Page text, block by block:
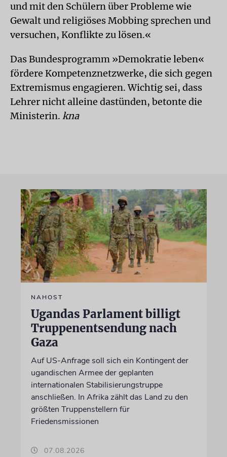
und mit den Schülern über Probleme wie
Gewalt und religiöses Mobbing sprechen und
versuchen, Konflikte zu lösen.«
Das Bundesprogramm »Demokratie leben«
fördere Kompetenznetzwerke, die sich gegen
Extremismus engagieren. Wichtig sei, dass
Lehrer nicht alleine dastünden, betonte die
Ministerin. kna
NAHOST
Ugandas Parlament billigt
Truppenentsendung nach
Gaza
Auf US-Anfrage soll sich ein Kontingent der
ugandischen Armee der geplanten
internationalen Stabilisierungstruppe
anschließen. In Afrika zählt das Land zu den
größten Truppenstellern für
Friedensmissionen
07.08.2026